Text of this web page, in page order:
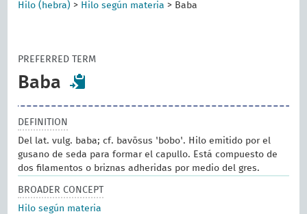
Hilo (hebra) > Hilo según materia > Baba
PREFERRED TERM
Baba
DEFINITION
Del lat. vulg. baba; cf. bavōsus 'bobo'. Hilo emitido por el
gusano de seda para formar el capullo. Está compuesto de
dos filamentos o briznas adheridas por medio del gres.
BROADER CONCEPT
Hilo según materia